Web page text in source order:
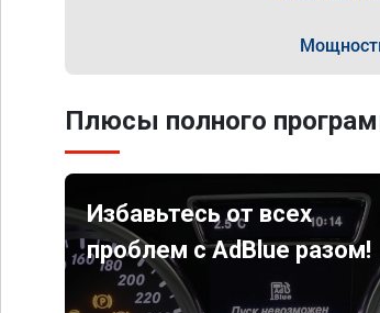
Плюсы полного
Избавьтесь от всех
проблем с AdBlue разом!